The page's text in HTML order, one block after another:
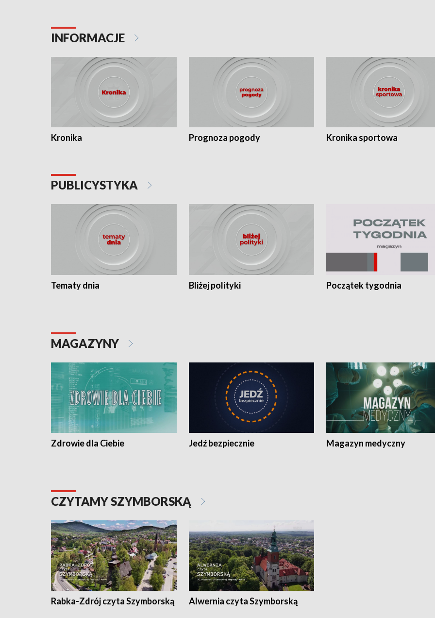
INFORMACJE
Kronika Prognoza pogody Kronika sportowa
PUBLICYSTYKA
Tematy dnia Bliżej polityki Początek tygodnia
MAGAZYNY
Zdrowie dla Ciebie Jedź bezpiecznie Magazyn medyczny
CZYTAMY SZYMBORSKĄ
Rabka-Zdrój czyta Szymborską Alwernia czyta Szymborską